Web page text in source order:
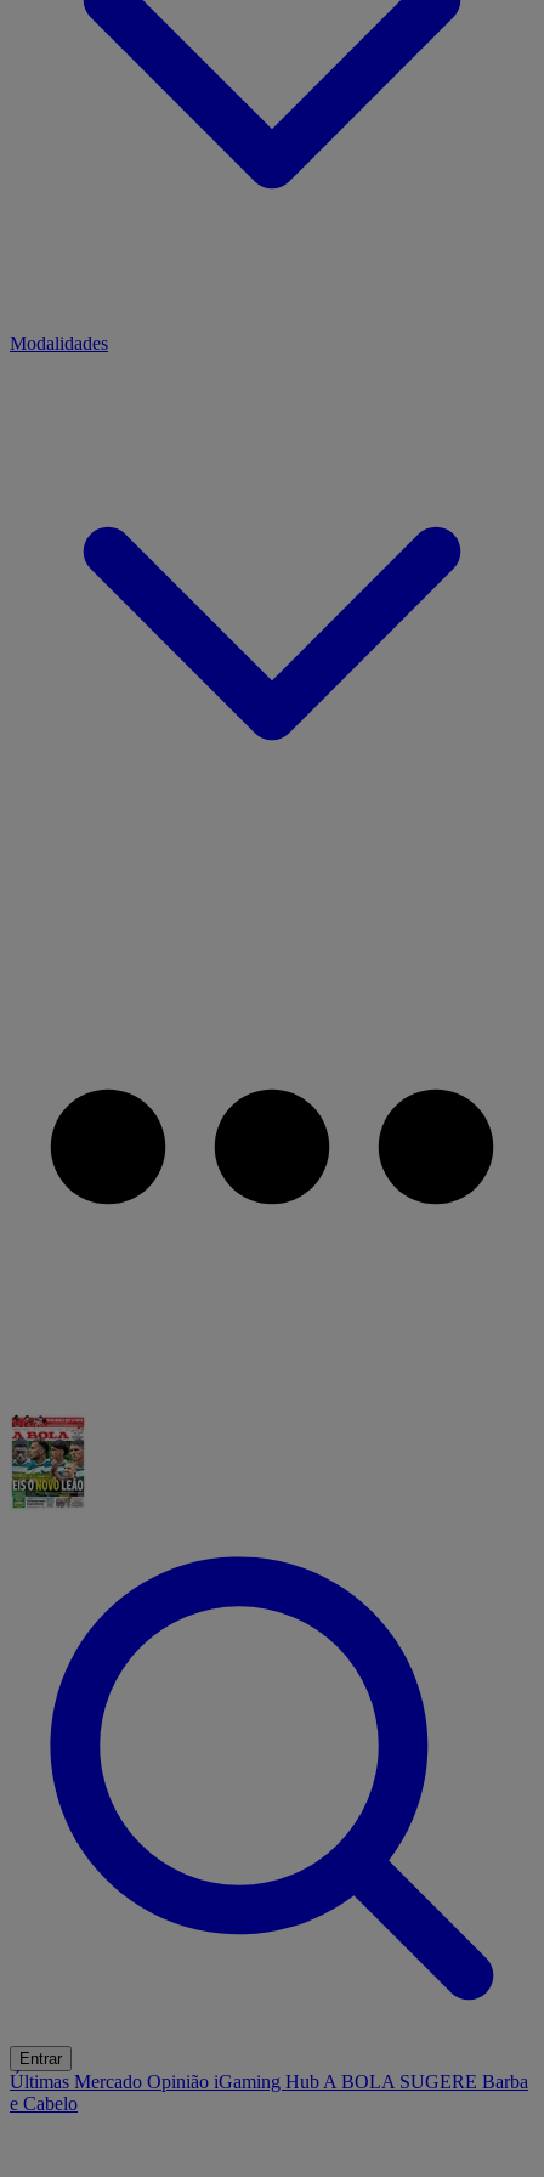
Modalidades
Entrar
Últimas Mercado Opinião iGaming Hub A BOLA SUGERE Barba
e Cabelo